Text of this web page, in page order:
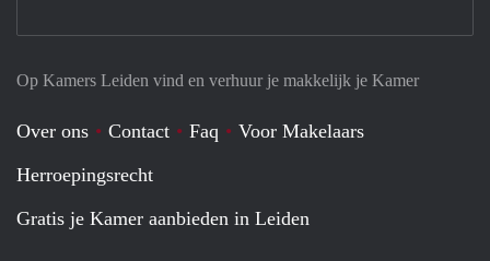
Op Kamers Leiden vind en verhuur je makkelijk je Kamer
Over ons Contact Faq
Voor Makelaars
Herroepingsrecht
Gratis je Kamer aanbieden in Leiden